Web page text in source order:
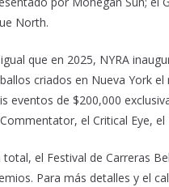
North.
que en 2025, NYRA
criados en Nueva York
eventos de $200,000
el Critical Eye,
total, el Festival de Carreras
Para más detalles y el